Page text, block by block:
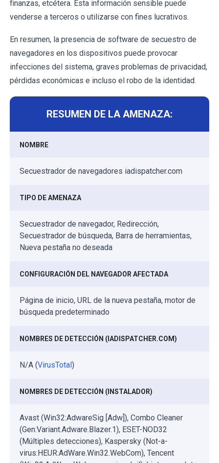
finanzas, etcétera. Esta información sensible puede
venderse a terceros o utilizarse con fines lucrativos.
En resumen, la presencia de software de secuestro de
navegadores en los dispositivos puede provocar
infecciones del sistema, graves problemas de privacidad,
pérdidas económicas e incluso el robo de la identidad.
RESUMEN DE LA AMENAZA:
NOMBRE
Secuestrador de navegadores iadispatcher.com
TIPO DE AMENAZA
Secuestrador de navegador, Redirección,
Secuestrador de búsqueda, Barra de herramientas,
Nueva pestaña no deseada
CONFIGURACIÓN DEL NAVEGADOR AFECTADA
Página de inicio, URL de la nueva pestaña, motor de
búsqueda predeterminado
NOMBRES DE DETECCIÓN (IADISPATCHER.COM)
N/A (VirusTotal)
NOMBRES DE DETECCIÓN (INSTALADOR)
Avast (Win32:AdwareSig [Adw]), Combo Cleaner
(Gen:Variant.Adware.Blazer.1), ESET-NOD32
(Múltiples detecciones), Kaspersky (Not-a-
virus:HEUR:AdWare.Win32.WebCom), Tencent